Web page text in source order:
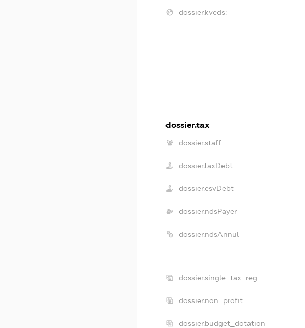
dossier.kveds:
dossier.tax
dossier.staff
dossier.taxDebt
dossier.esvDebt
dossier.ndsPayer
dossier.ndsAnnul
dossier.single_tax_reg
dossier.non_profit
dossier.budget_dotation